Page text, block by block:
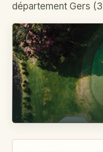
département Gers